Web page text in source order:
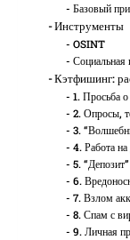
Базовый
Инструменты
OSINT
Социальная
Кэтфишинг:
1. Просьба
2. Опросы,
3.
4. Работа
5.
6.
7. Взлом
8. Спам с
9. Личная